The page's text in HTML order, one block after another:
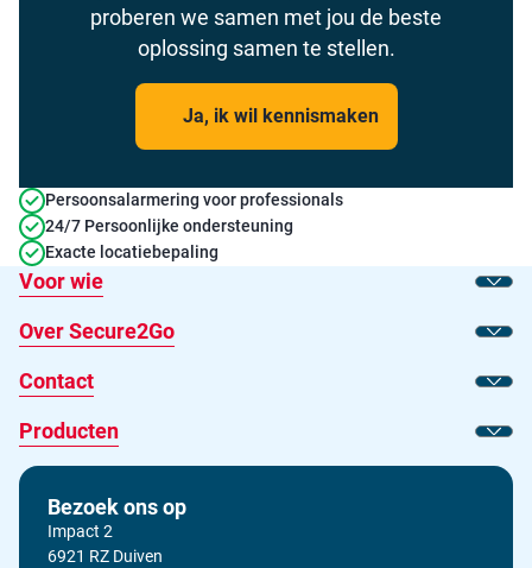
proberen we samen met jou de beste
oplossing samen te stellen.
Ja, ik wil kennismaken
Persoonsalarmering voor professionals
24/7 Persoonlijke ondersteuning
Exacte locatiebepaling
Voor wie
Toon
Over Secure2Go
Toon
Contact
Toon
Producten
Toon
Bezoek ons op
Impact 2
6921 RZ Duiven